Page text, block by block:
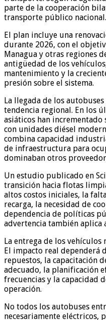
parte de la cooperación
transporte público nacional.
El plan incluye una
durante 2026, con el
Managua y otras regiones
antigüedad de los
mantenimiento y la
presión sobre el sistema.
La llegada de los
tendencia regional. En los
asiáticos han incrementado
con unidades diésel
combina capacidad
de infraestructura para
dominaban otros
Un estudio publicado en
transición hacia flotas
altos costos iniciales, la
recarga, la necesidad de
dependencia de políticas
advertencia también aplica
La entrega de los
El impacto real dependerá
repuestos, la capacitación
adecuado, la planificación
frecuencias y la capacidad
operación.
No todos los autobuses
necesariamente eléctricos,